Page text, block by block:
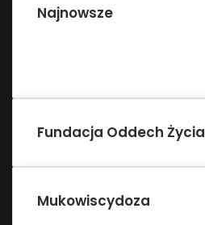
Najnowsze
Fundacja Oddech Życia
Mukowiscydoza